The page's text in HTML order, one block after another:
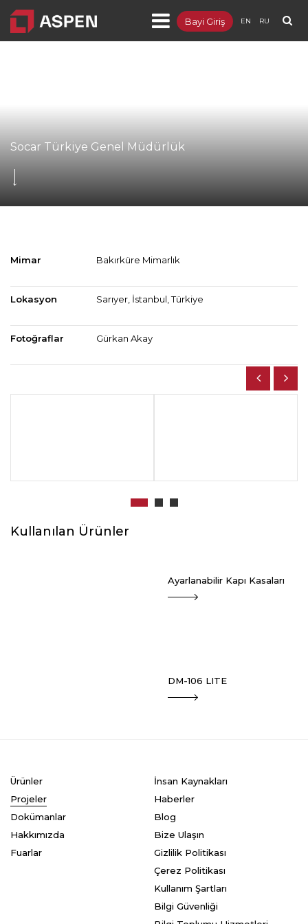
EN RU
Bayi Giriş
Socar Türkiye Genel Müdürlük
Mimar Bakırküre Mimarlık
Lokasyon Sarıyer, İstanbul, Türkiye
Fotoğraflar Gürkan Akay
Kullanılan Ürünler
Ayarlanabilir Kapı Kasaları
DM-106 LITE
Ürünler
Projeler
Dokümanlar
Hakkımızda
Fuarlar
İnsan Kaynakları
Haberler
Blog
Bize Ulaşın
Gizlilik Politikası
Çerez Politikası
Kullanım Şartları
Bilgi Güvenliği